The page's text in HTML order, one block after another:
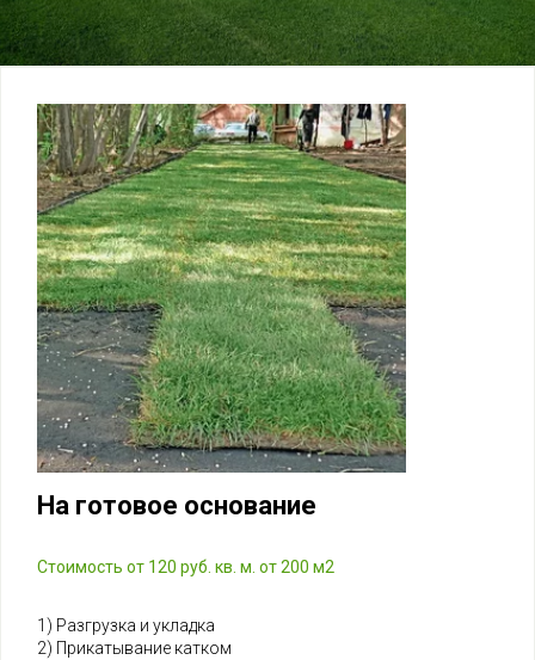
На готовое основание
Стоимость от 120 руб. кв. м. от 200 м2
1) Разгрузка и укладка
2) Прикатывание катком